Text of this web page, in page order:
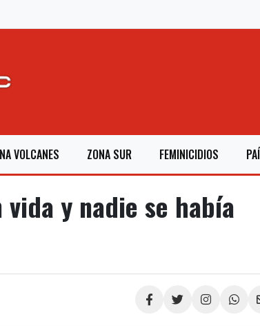
VOLCANES ZONA SUR FEMINICIDIOS
vida y nadie se había
Compartir